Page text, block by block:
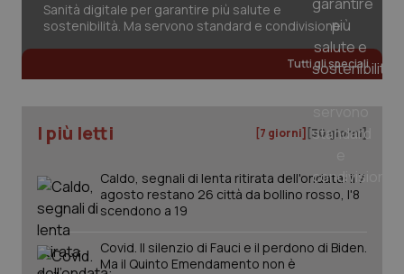
Sanità digitale per garantire più salute e
sostenibilità. Ma servono standard e condivisione
Tutti gli speciali
I più letti [7 giorni] [30 giorni]
Caldo, segnali di lenta ritirata dell'ondata: il 7
agosto restano 26 città da bollino rosso, l'8
scendono a 19
Covid. Il silenzio di Fauci e il perdono di Biden.
Ma il Quinto Emendamento non è
tracking-sites-ironfish-
session-id
www.quotidianosanita.it
2
_ga
Google LLC